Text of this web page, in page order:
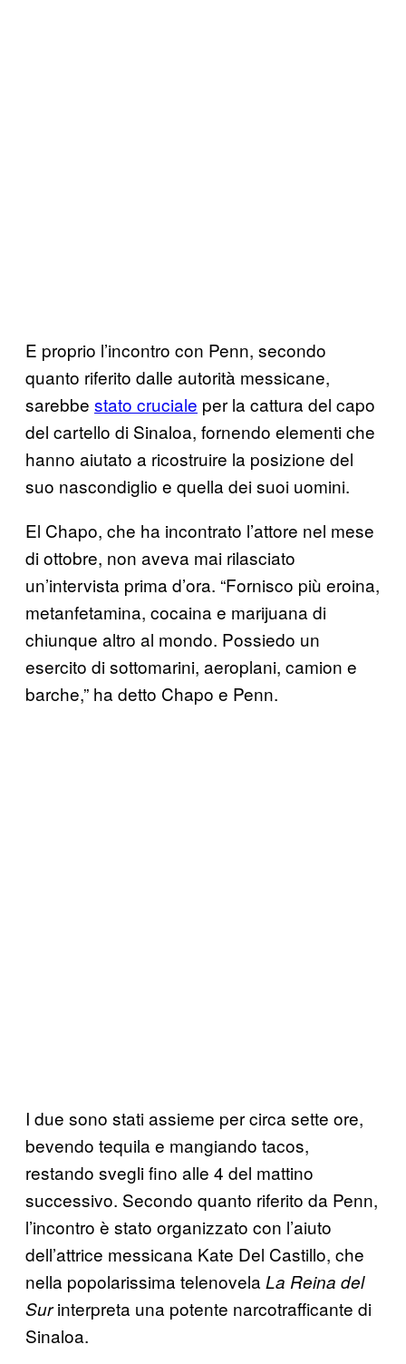
E proprio l’incontro con Penn, secondo
quanto riferito dalle autorità messicane,
sarebbe stato cruciale per la cattura del capo
del cartello di Sinaloa, fornendo elementi che
hanno aiutato a ricostruire la posizione del
suo nascondiglio e quella dei suoi uomini.
El Chapo, che ha incontrato l’attore nel mese
di ottobre, non aveva mai rilasciato
un’intervista prima d’ora. “Fornisco più eroina,
metanfetamina, cocaina e marijuana di
chiunque altro al mondo. Possiedo un
esercito di sottomarini, aeroplani, camion e
barche,” ha detto Chapo e Penn.
I due sono stati assieme per circa sette ore,
bevendo tequila e mangiando tacos,
restando svegli fino alle 4 del mattino
successivo. Secondo quanto riferito da Penn,
l’incontro è stato organizzato con l’aiuto
dell’attrice messicana Kate Del Castillo, che
nella popolarissima telenovela La Reina del
Surinterpreta una potente narcotrafficante di
Sinaloa.